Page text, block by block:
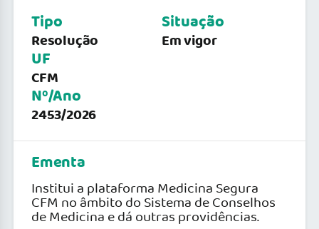
Tipo
Resolução
UF
CFM
Nº/Ano
2453/2026
Situação
Em vigor
Ementa
Institui a plataforma Medicina Segura
CFM no âmbito do Sistema de Conselhos
de Medicina e dá outras providências.